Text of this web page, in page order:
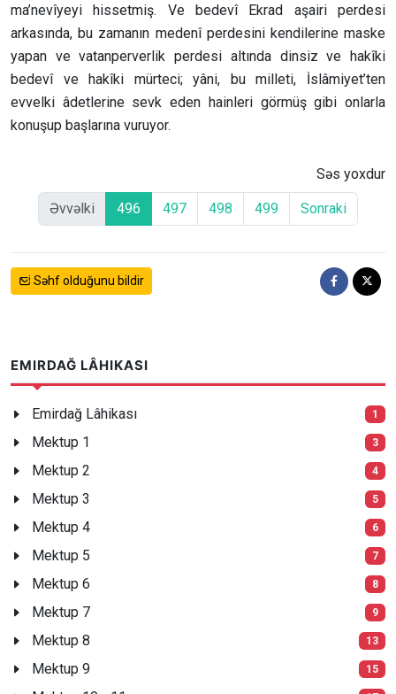
ma’nevîyeyi hissetmiş. Ve bedevî Ekrad aşairi perdesi
arkasında, bu zamanın medenî perdesini kendilerine maske
yapan ve vatanperverlik perdesi altında dinsiz ve hakîki
bedevî ve hakîki mürteci; yâni, bu milleti, İslâmiyet’ten
evvelki âdetlerine sevk eden hainleri görmüş gibi onlarla
konuşup başlarına vuruyor.
Səs yoxdur
Əvvəlki 496 497 498 499 Sonraki
Səhf olduğunu bildir
EMIRDAĞ LÂHIKASI
Emirdağ Lâhikası 1
Mektup 1 3
Mektup 2 4
Mektup 3 5
Mektup 4 6
Mektup 5 7
Mektup 6 8
Mektup 7 9
Mektup 8 13
Mektup 9 15